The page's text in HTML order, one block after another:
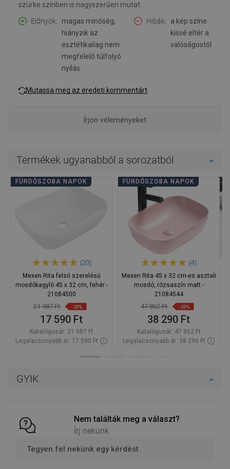
GYIK
Nem találták meg a választ?
Írj nekünk
Tegyen fel nekünk egy kérdést
szürke színben is nagyszerűen mutat.
Előnyök
magas minőség,
hiányzik az
esztétikailag nem
megfelelő túlfolyó
nyílás
Hibák
a kép színe
kissé eltér a
valóságostól
Mutassa meg az eredeti kommentárt
Írjon véleményeket
Termékek ugyanabból a sorozatból
FÜRDŐSZOBA NAPOK
(20)
Mexen Rita felső szerelésű
mosdókagyló 45 x 32 cm, fehér -
21084500
21 987 Ft -20%
17 590 Ft
Katalógusár: 21 987 Ft
Legalacsonyabb ár: 17 590 Ft
FÜRDŐSZOBA NAPOK
(4)
Mexen Rita 45 x 32 cm-es asztali
mosdó, rózsaszín matt -
21084544
47 862 Ft -20%
38 290 Ft
Katalógusár: 47 862 Ft
Legalacsonyabb ár: 38 290 Ft